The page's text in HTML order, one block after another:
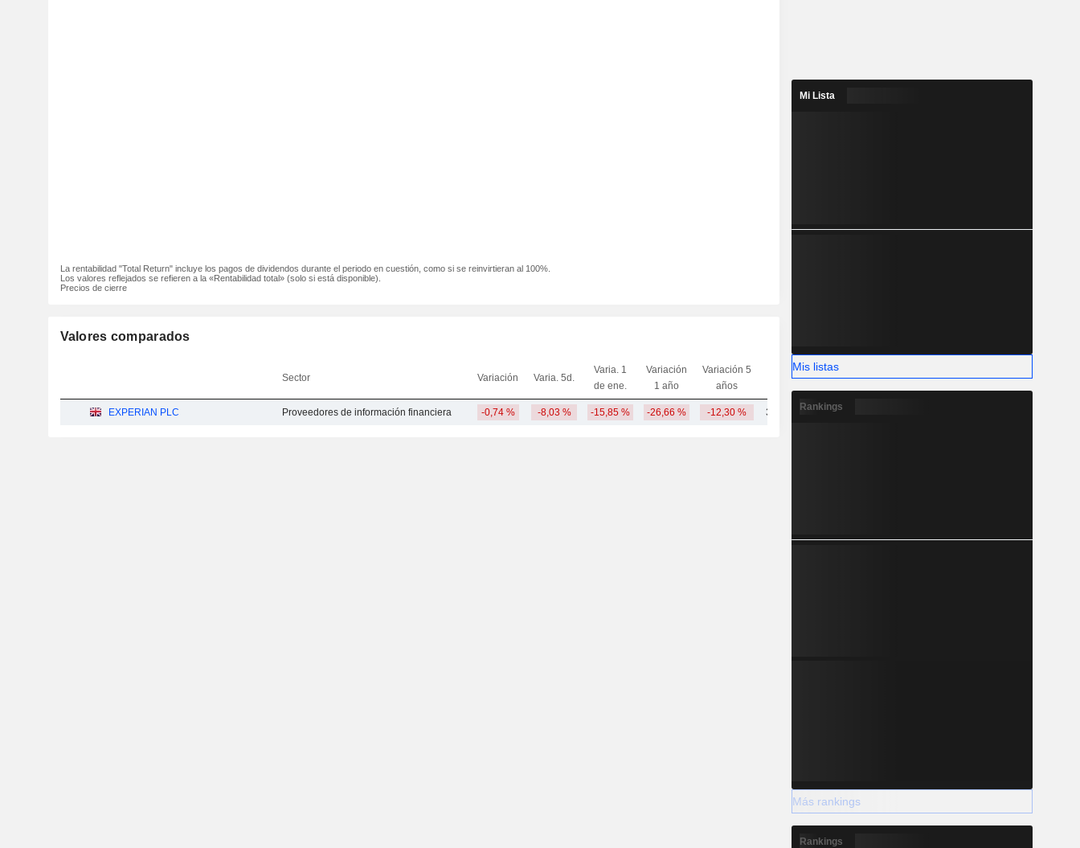
La rentabilidad "Total Return" incluye los pagos de dividendos durante el periodo en cuestión, como si se reinvirtieran al 100%.
Los valores reflejados se refieren a la «Rentabilidad total» (solo si está disponible).
Precios de cierre
Valores comparados
Sector Variación Varia. 5d.
Varia. 1
de ene.
Variación
1 año
Variación 5
años
Capi. CT MT LT
EXPERIAN PLC Proveedores de información financiera -0,74 % -8,03 % -15,85 % -26,66 % -12,30 % 33,96 mil M
Mi Lista
Mis listas
Rankings
Más rankings
Rankings